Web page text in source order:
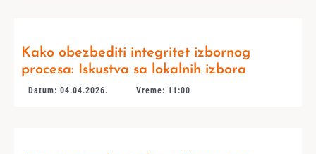
Kako obezbediti integritet izbornog
procesa: Iskustva sa lokalnih izbora
Datum: 04.04.2026. Vreme: 11:00